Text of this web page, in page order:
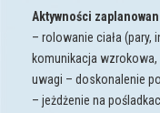
Aktywności
– rolowanie ciała (pary,
komunikacja
uwagi – doskonalenie
– jeżdżenie na